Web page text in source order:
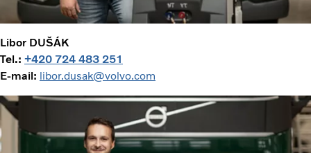
Libor DUŠÁK
Tel.: +420 724 483 251
E-mail: libor.dusak@volvo.com